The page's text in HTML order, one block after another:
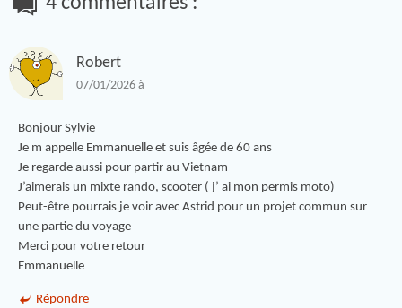
Robert
07/01/2026 à
Bonjour Sylvie
Je m appelle Emmanuelle et suis âgée de 60 ans
Je regarde aussi pour partir au Vietnam
J’aimerais un mixte rando, scooter ( j’ ai mon permis moto)
Peut-être pourrais je voir avec Astrid pour un projet commun sur
une partie du voyage
Merci pour votre retour
Emmanuelle
Répondre